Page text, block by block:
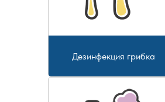
Дезинфекция грибка